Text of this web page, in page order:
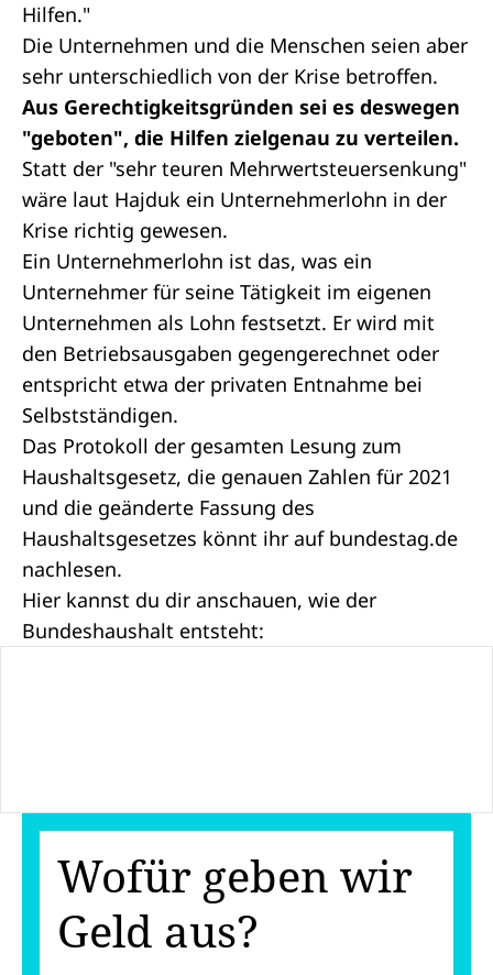
Hilfen."
Die Unternehmen und die Menschen seien aber
sehr unterschiedlich von der Krise betroffen.
Aus Gerechtigkeitsgründen sei es deswegen
"geboten", die Hilfen zielgenau zu verteilen.
Statt der "sehr teuren Mehrwertsteuersenkung"
wäre laut Hajduk ein Unternehmerlohn in der
Krise richtig gewesen.
Ein Unternehmerlohn ist das, was ein
Unternehmer für seine Tätigkeit im eigenen
Unternehmen als Lohn festsetzt. Er wird mit
den Betriebsausgaben gegengerechnet oder
entspricht etwa der privaten Entnahme bei
Selbstständigen.
Das Protokoll der gesamten Lesung zum
Haushaltsgesetz, die genauen Zahlen für 2021
und die geänderte Fassung des
Haushaltsgesetzes könnt ihr auf bundestag.de
nachlesen.
Hier kannst du dir anschauen, wie der
Bundeshaushalt entsteht:
Wofür geben wir
Geld aus?